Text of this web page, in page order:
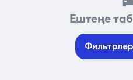
Ештеңе